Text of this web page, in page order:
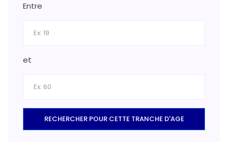
Entre
et
RECHERCHER POUR CETTE TRANCHE D'AGE